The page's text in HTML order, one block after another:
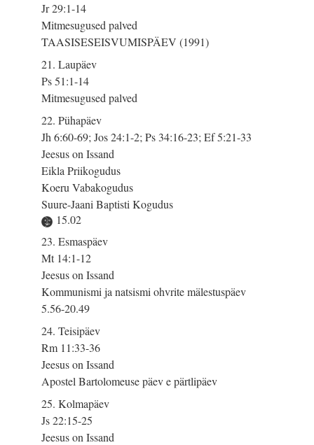
Jr 29:1-14
Mitmesugused palved
TAASISESEISVUMISPÄEV (1991)
21. Laupäev
Ps 51:1-14
Mitmesugused palved
22. Pühapäev
Jh 6:60-69; Jos 24:1-2; Ps 34:16-23; Ef 5:21-33
Jeesus on Issand
Eikla Priikogudus
Koeru Vabakogudus
Suure-Jaani Baptisti Kogudus
15.02
23. Esmaspäev
Mt 14:1-12
Jeesus on Issand
Kommunismi ja natsismi ohvrite mälestuspäev
5.56-20.49
24. Teisipäev
Rm 11:33-36
Jeesus on Issand
Apostel Bartolomeuse päev e pärtlipäev
25. Kolmapäev
Js 22:15-25
Jeesus on Issand